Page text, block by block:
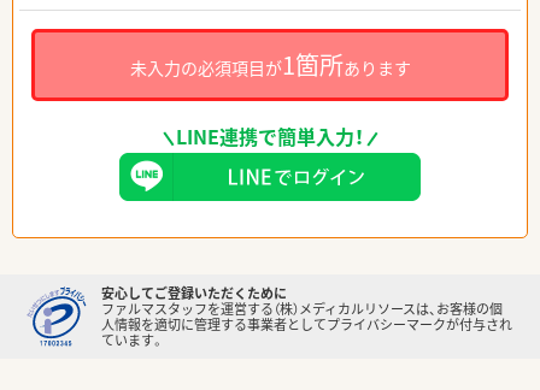
未入力の必須項目が1箇所あります
LINE連携で簡単入力！
安心してご登録いただくために
ファルマスタッフを運営する（株）メディカルリソースは、お客様の個
人情報を適切に管理する事業者としてプライバシーマークが付与され
ています。